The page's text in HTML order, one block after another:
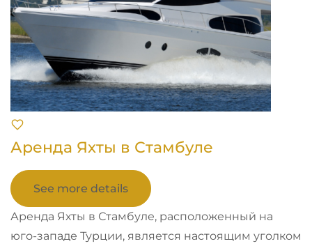
Аренда Яхты в Стамбуле
See more details
Аренда Яхты в Стамбуле, расположенный на
юго-западе Турции, является настоящим уголком